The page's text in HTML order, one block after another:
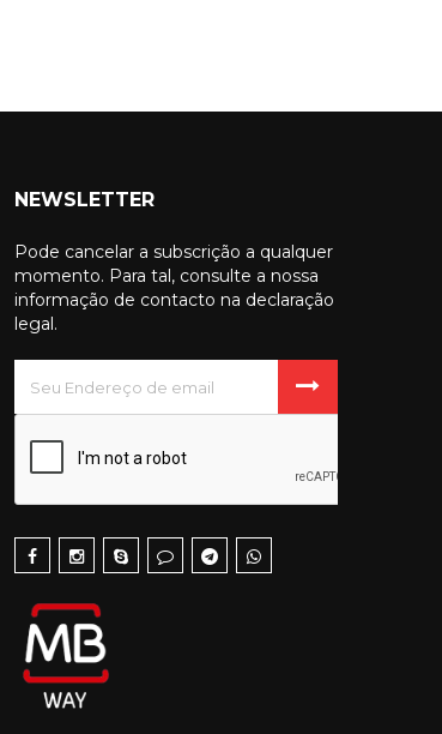
NEWSLETTER
Pode cancelar a subscrição a qualquer
momento. Para tal, consulte a nossa
informação de contacto na declaração
legal.